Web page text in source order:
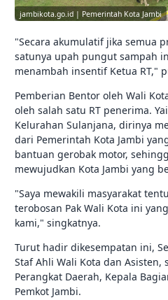
jambikota.go.id | Pemerintah Kota Jambi
"Secara akumulatif jika semua
satunya upah pungut sampah
menambah insentif Ketua RT,"
Pemberian Bentor oleh Wali
oleh salah satu RT penerima.
Kelurahan Sulanjana, dirinya
dari Pemerintah Kota Jambi
bantuan gerobak motor,
mewujudkan Kota Jambi yang
"Saya mewakili masyarakat
terobosan Pak Wali Kota ini
kami," singkatnya.
Turut hadir dikesempatan ini,
Staf Ahli Wali Kota dan Asisten,
Perangkat Daerah, Kepala
Pemkot Jambi.